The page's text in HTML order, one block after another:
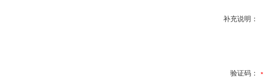
补充说明：
验证码：